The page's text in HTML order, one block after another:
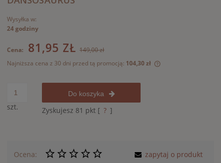
Wysyłka w:
24 godziny
Cena: 81,95 ZŁ 149,00 zł
Najniższa cena z 30 dni przed tą promocją: 104,30 zł
szt.
Do koszyka
Zyskujesz 81 pkt [ ? ]
Ocena:
zapytaj o produkt